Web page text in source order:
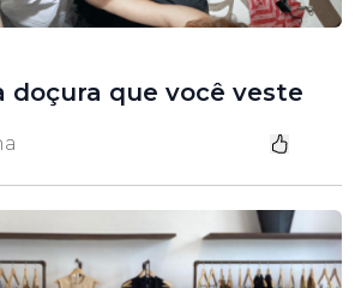
doçura que você veste